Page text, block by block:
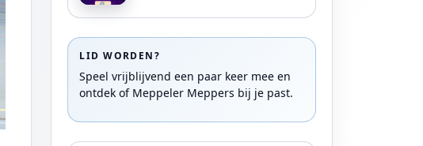
LID WORDEN?
Speel vrijblijvend een paar keer mee en
ontdek of Meppeler Meppers bij je past.